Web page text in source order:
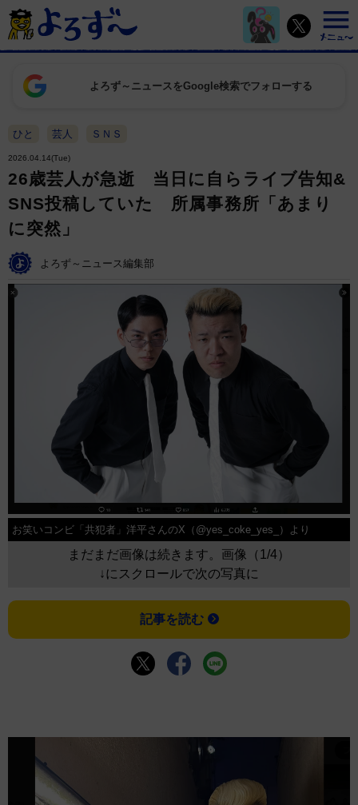
よろず～ニュースをGoogle検索でフォローする
ひと 芸人 ＳＮＳ
2026.04.14(Tue)
26歳芸人が急逝 当日に自らライブ告知&
SNS投稿していた 所属事務所「あまり
に突然」
よろず～ニュース編集部
お笑いコンビ「共犯者」洋平さんのX（@yes_coke_yes_）より
まだまだ画像は続きます。画像（1/4）
↓にスクロールで次の写真に
記事を読む